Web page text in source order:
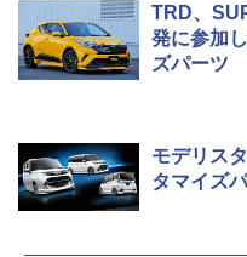
TRD、
発に参加
ズパーツ
モデリス
タマイズ